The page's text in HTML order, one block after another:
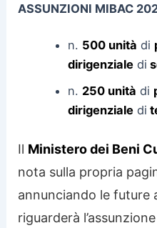
ASSUNZIONI MIBAC
n. 500 unità di
dirigenzialedi
n. 250 unità di
dirigenzialedi
Il Ministero dei Beni
nota sulla propria
annunciando le future
riguarderà